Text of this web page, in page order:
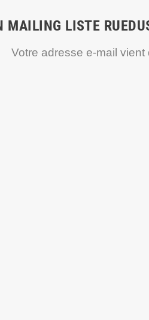
MAILING LISTE
Votre adresse e-mail